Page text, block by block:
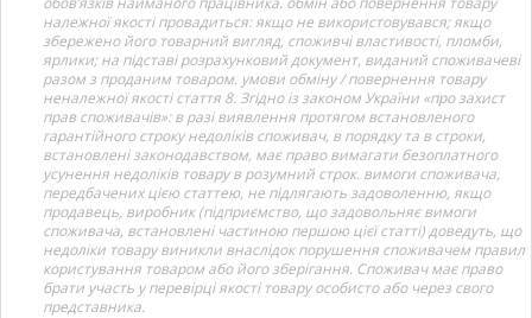
належної якості провадиться: якщо не використовувався; якщо
збережено його товарний вигляд, споживчі властивості, пломби,
ярлики; на підставі розрахунковий документ, виданий споживачеві
разом з проданим товаром. умови обміну / повернення товару
неналежної якості стаття 8. Згідно із законом України «про захист
прав споживачів»: в разі виявлення протягом встановленого
гарантійного строку недоліків споживач, в порядку та в строки,
встановлені законодавством, має право вимагати безоплатного
усунення недоліків товару в розумний строк. вимоги споживача,
передбачених цією статтею, не підлягають задоволенню, якщо
продавець, виробник (підприємство, що задовольняє вимоги
споживача, встановлені частиною першою цієї статті) доведуть, що
недоліки товару виникли внаслідок порушення споживачем правил
користування товаром або його зберігання. Споживач має право
брати участь у перевірці якості товару особисто або через свого
представника.